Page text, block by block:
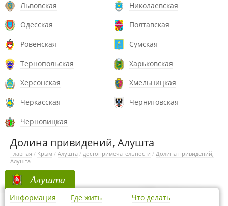
Львовская
Николаевская
Одесская
Полтавская
Ровенская
Сумская
Тернопольская
Харьковская
Херсонская
Хмельницкая
Черкасская
Черниговская
Черновицкая
Долина привидений, Алушта
Главная / Крым / Алушта / достопримечательности / Долина привидений,
Алушта
Алушта
Информация Где жить Что делать